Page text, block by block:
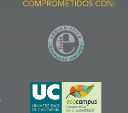
COMPROMETIDOS CON: